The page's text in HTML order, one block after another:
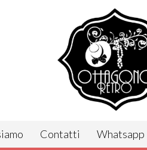
Contatti Whatsapp